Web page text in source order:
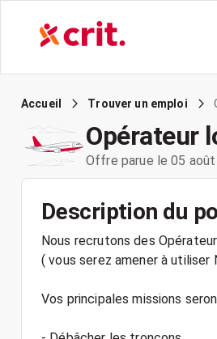
Accueil Trouver un emploi
Opérateur
Offre parue le 05
Description du
Nous recrutons des
( vous serez amener à
Vos principales missions